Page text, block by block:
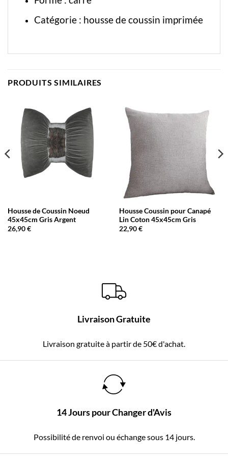
Catégorie : housse de coussin imprimée
PRODUITS SIMILAIRES
Housse de Coussin Noeud
45x45cm Gris Argent
26,90€
Housse Coussin pour Canapé
Lin Coton 45x45cm Gris
22,90€
Livraison Gratuite
Livraison gratuite à partir de 50€ d'achat.
14 Jours pour Changer d'Avis
Possibilité de renvoi ou échange sous 14 jours.